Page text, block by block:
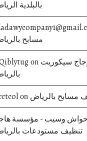
بالبلدية
مسابح
on سيكوريت
on مسابح بالرياض
وسيب - مؤسسة
تنظيف مستودعات